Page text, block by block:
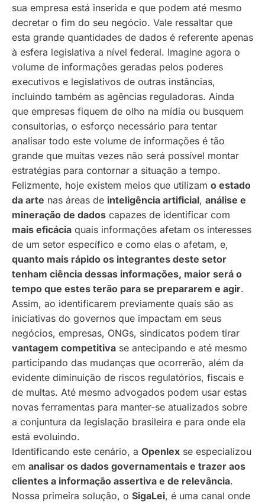
sua empresa está inserida e que podem até mesmo
decretar o fim do seu negócio. Vale ressaltar que
esta grande quantidades de dados é referente apenas
à esfera legislativa a nível federal. Imagine agora o
volume de informações geradas pelos poderes
executivos e legislativos de outras instâncias,
incluindo também as agências reguladoras. Ainda
que empresas fiquem de olho na mídia ou busquem
consultorias, o esforço necessário para tentar
analisar todo este volume de informações é tão
grande que muitas vezes não será possível montar
estratégias para contornar a situação a tempo.
Felizmente, hoje existem meios que utilizam o estado
da arte nas áreas de inteligência artificial, análise e
mineração de dados capazes de identificar com
mais eficácia quais informações afetam os interesses
de um setor específico e como elas o afetam, e,
quanto mais rápido os integrantes deste setor
tenham ciência dessas informações, maior será o
tempo que estes terão para se prepararem e agir.
Assim, ao identificarem previamente quais são as
iniciativas do governos que impactam em seus
negócios, empresas, ONGs, sindicatos podem tirar
vantagem competitiva se antecipando e até mesmo
participando das mudanças que ocorrerão, além da
evidente diminuição de riscos regulatórios, fiscais e
de multas. Até mesmo advogados podem usar estas
novas ferramentas para manter-se atualizados sobre
a conjuntura da legislação brasileira e para onde ela
está evoluindo.
Identificando este cenário, a Openlex se especializou
em analisar os dados governamentais e trazer aos
clientes a informação assertiva e de relevância.
Nossa primeira solução, o SigaLei, é uma canal onde